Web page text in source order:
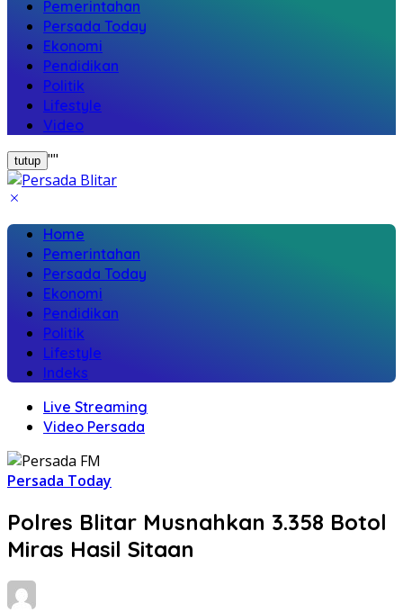
Pemerintahan
Persada Today
Ekonomi
Pendidikan
Politik
Lifestyle
Video
tutup ""
Home
Pemerintahan
Persada Today
Ekonomi
Pendidikan
Politik
Lifestyle
Indeks
Live Streaming
Video Persada
Persada Today
Polres Blitar Musnahkan 3.358 Botol
Miras Hasil Sitaan